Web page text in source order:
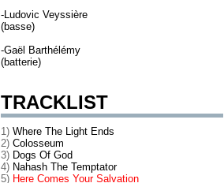
-Ludovic Veyssière
(basse)
-Gaël Barthélémy
(batterie)
TRACKLIST
1) Where The Light Ends
2) Colosseum
3) Dogs Of God
4) Nahash The Temptator
5) Here Comes Your Salvation